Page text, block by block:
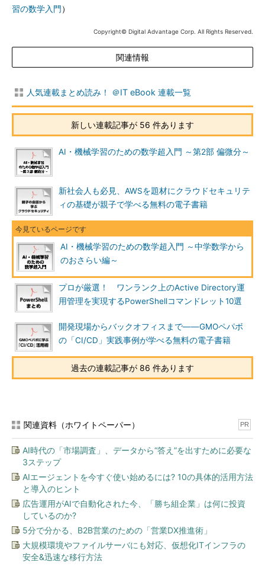
習の数学入門 ）
Copyright© Digital Advantage Corp. All Rights Reserved.
関連情報
人気連載まとめ読み！ ＠IT eBook 連載一覧
新しい連載記事が 56 件あります
AI・機械学習のための数学超入門 ～第2部 偏微分～
新社会人も必見、AWSを題材にクラウドセキュリテ
ィの基礎が親子で学べる無料の電子書籍
AI・機械学習のための数学超入門 ～中学数学から
のおさらい編～
プロが厳選！ ワンランク上のActive Directory運
用管理を実現するPowerShellコマンドレット10選
開発現場からバックオフィスまで――GMOペパボ
の「CI/CD」実践事例が学べる無料の電子書籍
過去の連載記事が 86 件あります
関連資料（ホワイトペーパー） PR
AI時代の「市場調査」、データから“答え”を出すために必要な
3ステップ
AIエージェントを今すぐ使い始めるには? 10の具体的活用方法
と導入のヒント
広告運用がAIで自動化された今、「勝ち組企業」は何に投資
しているのか?
5分で分かる、B2B営業のための「営業DX推進術」
大規模環境やファイルサーバにも対応、仮想化ITインフラの
安全&迅速な移行方法